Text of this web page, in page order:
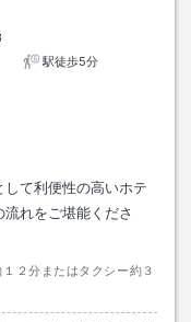
駅徒歩5分
て利便性の高いホテ
れをご堪能くださ
２分またはタクシー約３